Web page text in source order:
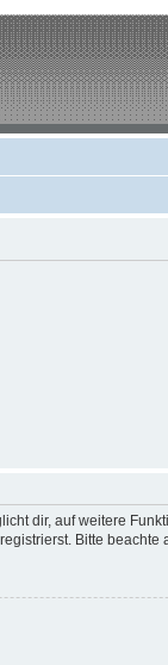
dir, auf weitere
Bitte